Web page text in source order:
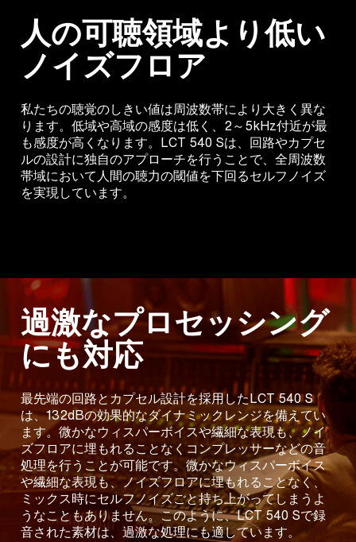
人の可聴領域より低い
ノイズフロア
私たちの聴覚のしきい値は周波数帯により大きく異な
ります。低域や高域の感度は低く、2～5kHz付近が最
も感度が高くなります。LCT 540 Sは、回路やカプセ
ルの設計に独自のアプローチを行うことで、全周波数
帯域において人間の聴力の閾値を下回るセルフノイズ
を実現しています。
過激なプロセッシング
にも対応
最先端の回路とカプセル設計を採用したLCT 540 S
は、132dBの効果的なダイナミックレンジを備えてい
ます。微かなウィスパーボイスや繊細な表現も、ノイ
ズフロアに埋もれることなくコンプレッサーなどの音
処理を行うことが可能です。微かなウィスパーボイス
や繊細な表現も、ノイズフロアに埋もれることなく、
ミックス時にセルフノイズごと持ち上がってしまうよ
うなこともありません。このように、LCT 540 Sで録
音された素材は、過激な処理にも適しています。